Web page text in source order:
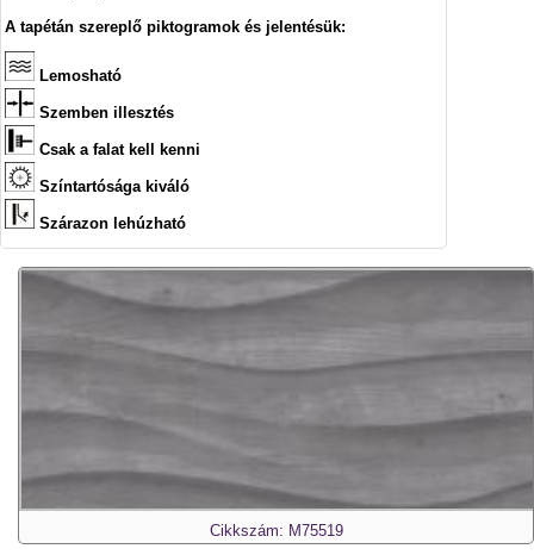
A tapétán szereplő piktogramok és jelentésük:
Lemosható
Szemben illesztés
Csak a falat kell kenni
Színtartósága kiváló
Szárazon lehúzható
Cikkszám: M75519